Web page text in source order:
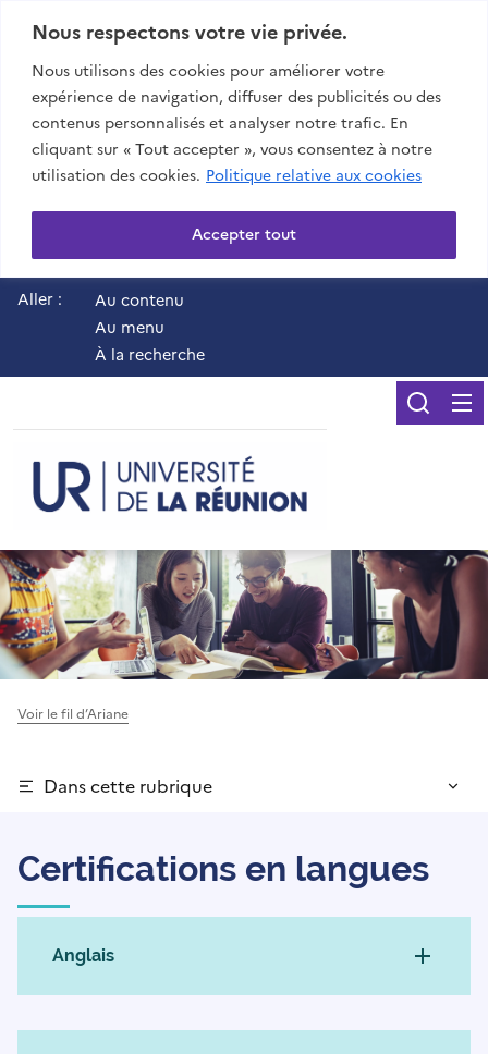
Nous respectons votre vie privée.
Nous utilisons des cookies pour améliorer votre
expérience de navigation, diffuser des publicités ou des
contenus personnalisés et analyser notre trafic. En
cliquant sur « Tout accepter », vous consentez à notre
utilisation des cookies. Politique relative aux cookies
Accepter tout
Aller :
Au contenu
Au menu
À la recherche
Voir le fil d’Ariane
Dans cette rubrique
Certifications en langues
Anglais